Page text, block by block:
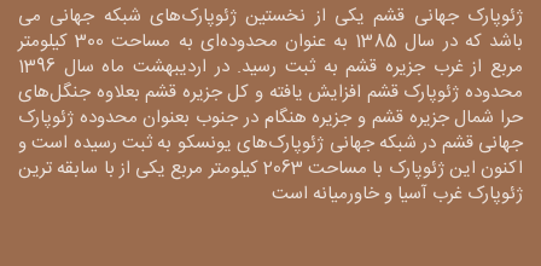
ژئوپارک جهانی قشم یکی از نخستین ژئوپارک‌های شبکه جهانی می
باشد که در سال 1385 به عنوان محدوده‌ای به مساحت 300 کیلومتر
مربع از غرب جزیره قشم به ثبت رسید. در اردیبهشت ماه سال 1396
محدوده ژئوپارک قشم افزایش یافته و کل جزیره قشم بعلاوه جنگل‌های
حرا شمال جزیره قشم و جزیره هنگام در جنوب بعنوان محدوده ژئوپارک
جهانی قشم در شبکه جهانی ژئوپارک‌های یونسکو به ثبت رسیده است و
اکنون این ژئوپارک با مساحت 2063 کیلومتر مربع یکی از با سابقه ترین
ژئوپارک غرب آسیا و خاورمیانه است